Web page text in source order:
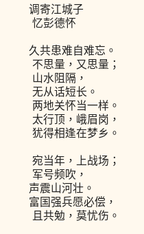
调寄江城子
忆彭德怀
久共患难自难忘。
不思量，又思量；
山水阻隔，
无从话短长。
两地关怀当一样。
太行顶，峨眉岗，
犹得相逢在梦乡。
宛当年，上战场；
军号频吹，
声震山河壮。
富国强兵愿必偿，
且共勉，莫忧伤。